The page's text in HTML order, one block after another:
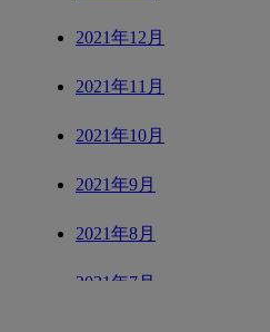
2021年12月
2021年11月
2021年10月
2021年9月
2021年8月
2021年7月